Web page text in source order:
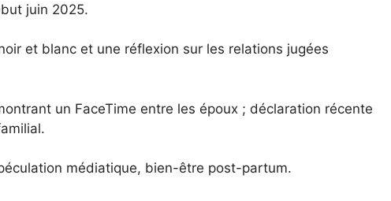
juin 2025.
et blanc et une réflexion sur les relations jugées
un FaceTime entre les époux ; déclaration récente
médiatique, bien-être post-partum.